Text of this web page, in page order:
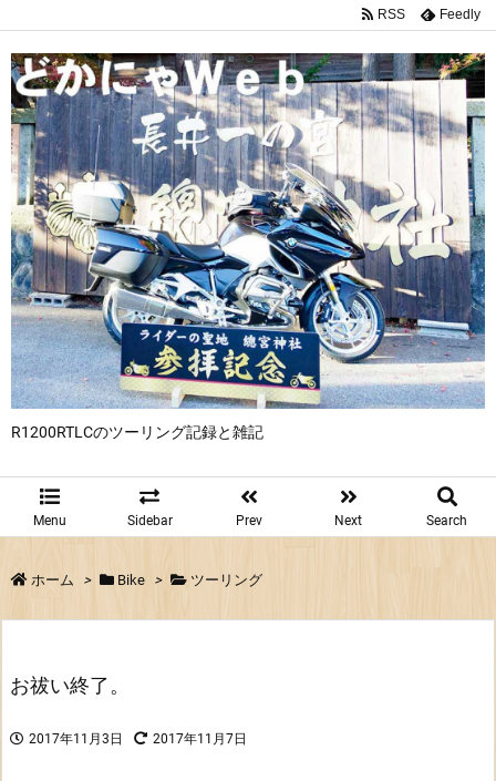
R1200RTLCのツーリング記録と雑記
Menu Sidebar Prev Next Search
RSS Feedly
ホーム > Bike > ツーリング
お祓い終了。
2017年11月3日 2017年11月7日